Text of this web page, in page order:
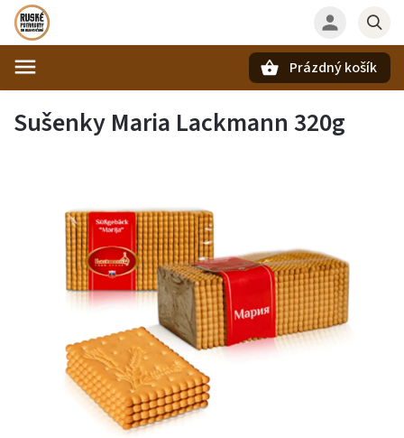
Prázdný košík
Sušenky Maria Lackmann 320g